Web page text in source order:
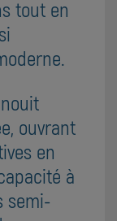
tout en
ouvrant
en
à
semi-